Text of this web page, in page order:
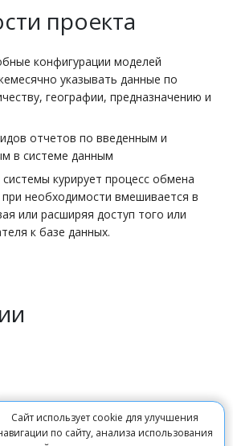
Сайт использует cookie для улучшения
по сайту, анализа использования
проекта
конфигурации моделей
указывать данные по
географии, предназначению и
отчетов по введенным и
в системе данным
курирует процесс обмена
необходимости вмешивается в
или расширяя доступ того или
к базе данных.